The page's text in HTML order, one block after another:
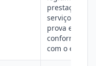
prestação de
serviços de
prova em
conformidade
com o eIDAS